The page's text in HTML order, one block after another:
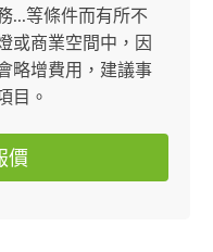
...等條件而有所不
或商業空間中，因
略增費用，建議事
目。
價